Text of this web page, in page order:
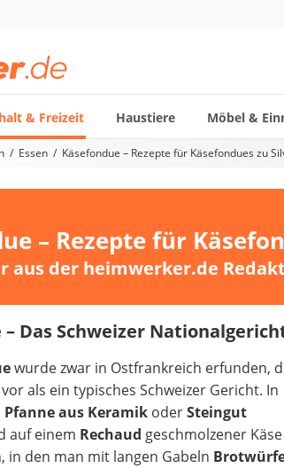
& Freizeit Haustiere Möbel &
Kategorie
Essen Käsefondue – Rezepte für Käsefondues zu
– Rezepte für
aus der heimwerker.de
– Das Schweizer
wurde zwar in Ostfrankreich erfunden,
als ein typisches Schweizer Gericht. In
Pfanne aus Keramik oderSteingut
auf einem Rechaud geschmolzener Käse
in den man mit langen Gabeln